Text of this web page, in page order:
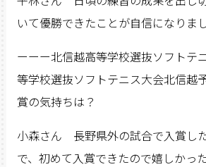
いて優勝できたことが自信になりまし
ーーー北信越高等学校選抜ソフトテ
等学校選抜ソフトテニス大会北信越
賞の気持ちは？
小森さん 長野県外の試合で入賞し
で、初めて入賞できたので嬉しかった